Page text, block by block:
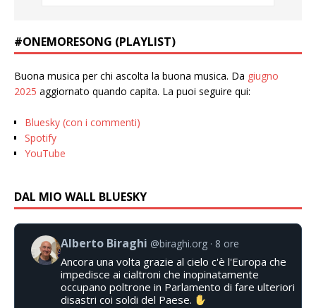
#ONEMORESONG (PLAYLIST)
Buona musica per chi ascolta la buona musica. Da giugno
2025 aggiornato quando capita. La puoi seguire qui:
Bluesky (con i commenti)
Spotify
YouTube
DAL MIO WALL BLUESKY
Alberto Biraghi @biraghi.org 8 ore
Ancora una volta grazie al cielo c'è l'Europa che
impedisce ai cialtroni che inopinatamente
occupano poltrone in Parlamento di fare ulteriori
disastri coi soldi del Paese.